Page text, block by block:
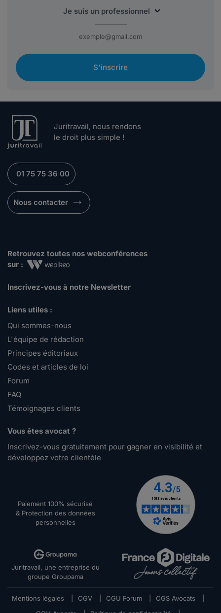
S'inscrire
Juritravail, nous rendons
le droit plus simple !
01 75 75 36 00
Nous contacter
Retrouvez toutes nos webconférences
sur :
Inscrivez-vous à notre Newsletter
Liens utiles :
Qui sommes-nous
L'équipe de rédaction
Principes éditoriaux
Codes et articles de loi
Forum
FAQ
Témoignages clients
Vous êtes avocat ?
Inscrivez-vous gratuitement pour gagner en visibilité et
développez votre clientèle
Paiement 100% sécurisé
& Protection des données
personnelles
Juritravail, une entreprise du
groupe Groupama
Mentions légales CGV CGU Forum CGS Avocats